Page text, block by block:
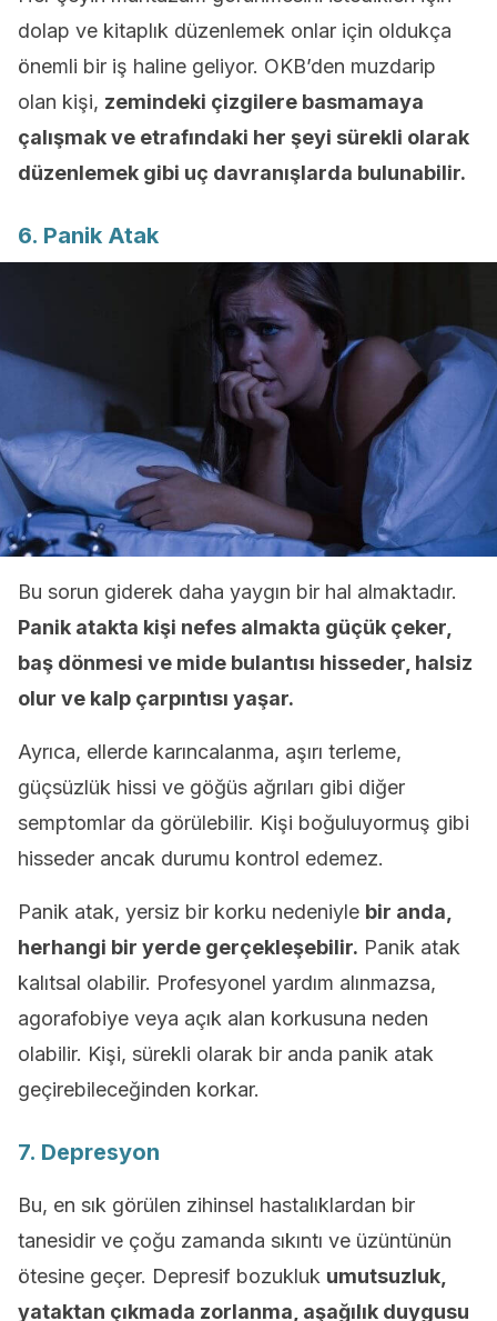
dolap ve kitaplık düzenlemek onlar için oldukça
önemli bir iş haline geliyor. OKB’den muzdarip
olan kişi, zemindeki çizgilere basmamaya
çalışmak ve etrafındaki her şeyi sürekli olarak
düzenlemek gibi uç davranışlarda bulunabilir.
6. Panik Atak
Bu sorun giderek daha yaygın bir hal almaktadır.
Panik atakta kişi nefes almakta güçük çeker,
baş dönmesi ve mide bulantısı hisseder, halsiz
olur ve kalp çarpıntısı yaşar.
Ayrıca, ellerde karıncalanma, aşırı terleme,
güçsüzlük hissi ve göğüs ağrıları gibi diğer
semptomlar da görülebilir. Kişi boğuluyormuş gibi
hisseder ancak durumu kontrol edemez.
Panik atak, yersiz bir korku nedeniyle bir anda,
herhangi bir yerde gerçekleşebilir. Panik atak
kalıtsal olabilir. Profesyonel yardım alınmazsa,
agorafobiye veya açık alan korkusuna neden
olabilir. Kişi, sürekli olarak bir anda panik atak
geçirebileceğinden korkar.
7. Depresyon
Bu, en sık görülen zihinsel hastalıklardan bir
tanesidir ve çoğu zamanda sıkıntı ve üzüntünün
ötesine geçer. Depresif bozukluk umutsuzluk,
yataktan çıkmada zorlanma, aşağılık duygusu